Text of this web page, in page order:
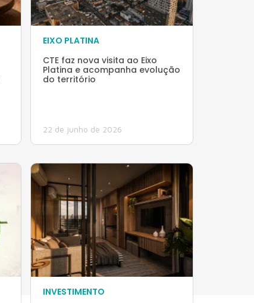
EIXO PLATINA
CTE faz nova visita ao Eixo
Platina e acompanha evolução
do território
22 de junho de 2026
INVESTIMENTO